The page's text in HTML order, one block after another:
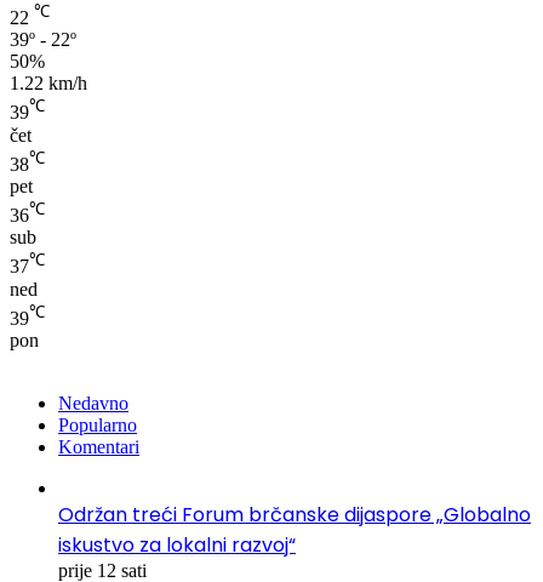
22 ℃
39º - 22º
50%
1.22 km/h
39℃
čet
38℃
pet
36℃
sub
37℃
ned
39℃
pon
Nedavno
Popularno
Komentari
Održan treći Forum brčanske dijaspore „Globalno
iskustvo za lokalni razvoj“
prije 12 sati